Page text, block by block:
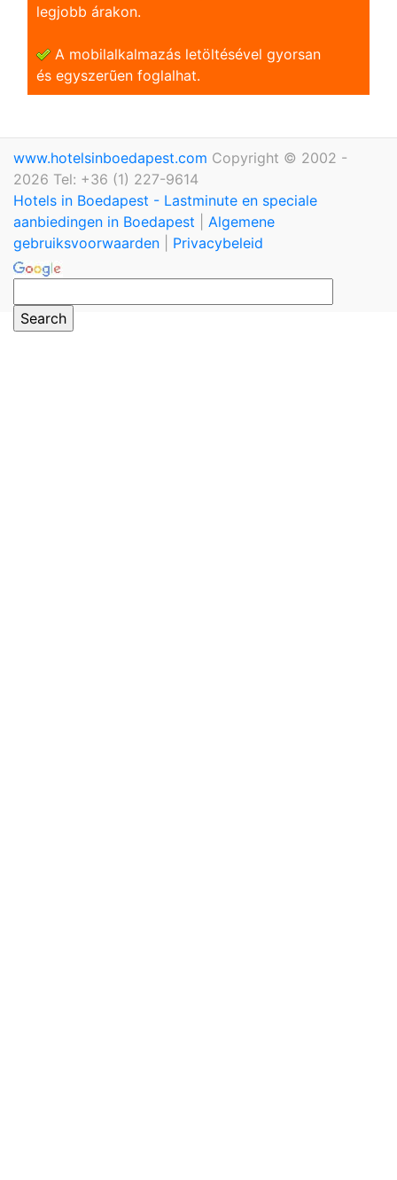
legjobb árakon.
A mobilalkalmazás letöltésével gyorsan
és egyszerũen foglalhat.
www.hotelsinboedapest.com Copyright © 2002 -
2026 Tel: +36 (1) 227-9614
Hotels in Boedapest - Lastminute en speciale
aanbiedingen in Boedapest
Algemene
gebruiksvoorwaarden
Privacybeleid